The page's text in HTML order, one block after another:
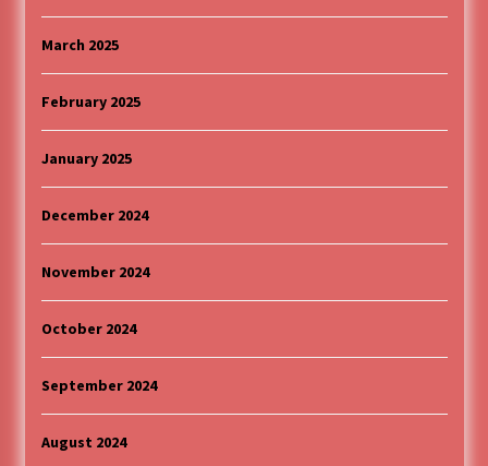
March 2025
February 2025
January 2025
December 2024
November 2024
October 2024
September 2024
August 2024